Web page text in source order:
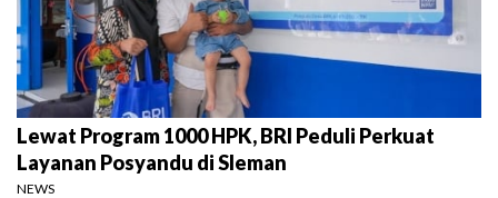
Lewat Program 1000 HPK, BRI Peduli Perkuat
Layanan Posyandu di Sleman
NEWS